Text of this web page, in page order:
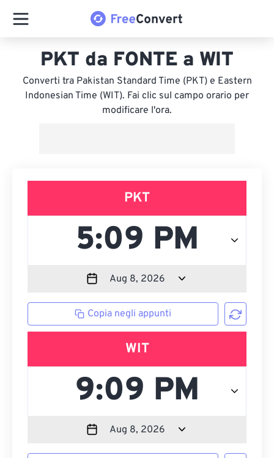
PKT da FONTE a WIT
Converti tra Pakistan Standard Time (PKT) e Eastern
Indonesian Time (WIT). Fai clic sul campo orario per
modificare l'ora.
PKT
Copia negli appunti
WIT